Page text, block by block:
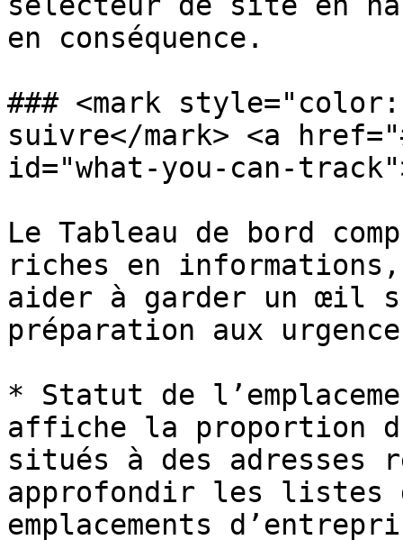
en conséquence.
### <mark
suivre</mark> <a
id="what-you-can-
Le Tableau de bord
riches en informations,
aider à garder un œil
préparation aux
* Statut de
affiche la proportion
situés à des adresses
approfondir les listes
emplacements